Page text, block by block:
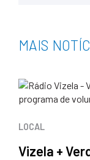
MAIS
LOCAL
Vizela +